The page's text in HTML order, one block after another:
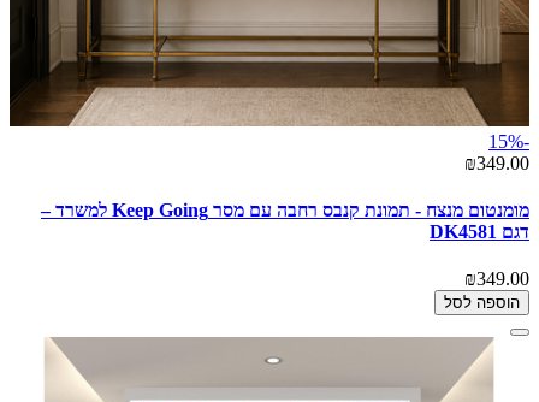
-15%
₪349.00
מומנטום מנצח - תמונת קנבס רחבה עם מסר Keep Going למשרד –
דגם DK4581
₪349.00
הוספה לסל